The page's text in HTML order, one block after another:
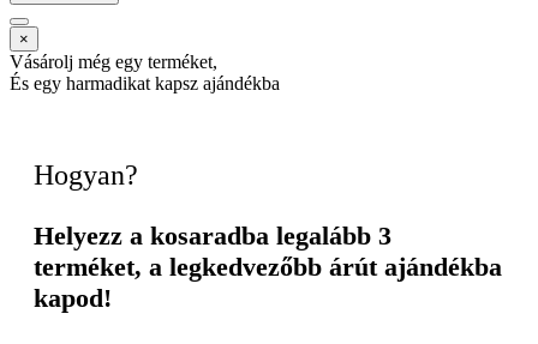
×
Vásárolj még egy terméket,
És egy harmadikat kapsz ajándékba
Hogyan?
Helyezz a kosaradba legalább 3
terméket, a legkedvezőbb árút ajándékba
kapod!